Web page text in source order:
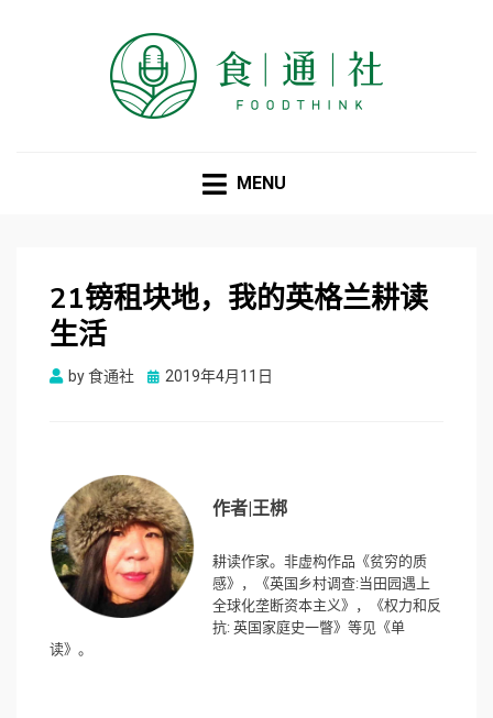
MENU
21镑租块地，我的英格兰耕读
生活
by食通社
Posted
2019年4月11日
作者|王梆
耕读作家。非虚构作品《贫穷的质
感》，《英国乡村调查:当田园遇上
全球化垄断资本主义》，《权力和反
抗: 英国家庭史一瞥》等见《单
读》。